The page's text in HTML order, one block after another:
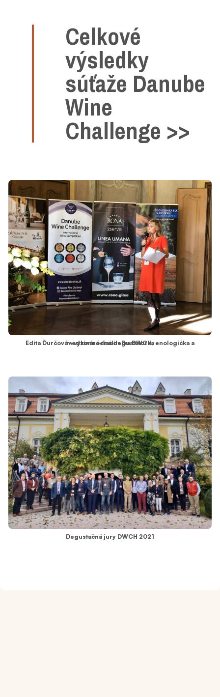
Celkové
výsledky
súťaže Danube
Wine
Challenge >>
Edita Ďurčová - výkonná riaditeľka DWCH, enologička a medzinárodná degustátorka
Degustačná jury DWCH 2021